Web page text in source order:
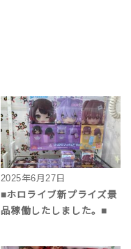
2025年6月27日
■ホロライブ新プライズ景
品稼働したしました。■